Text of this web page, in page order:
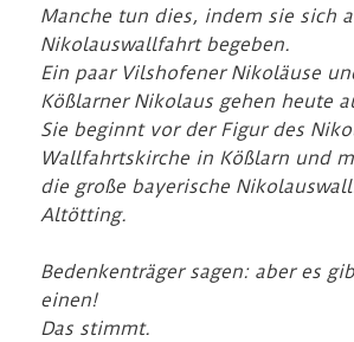
Manche tun dies, indem sie sich
Nikolauswallfahrt begeben.
Ein paar Vilshofener Nikoläuse
Kößlarner Nikolaus gehen heute
Sie beginnt vor der Figur des
Wallfahrtskirche in Kößlarn und
die große bayerische
Altötting.
Bedenkenträger sagen: aber es
einen!
Das stimmt.